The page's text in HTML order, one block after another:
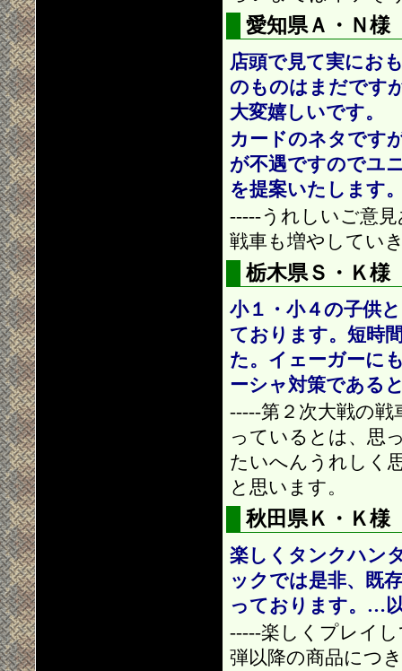
愛知県Ａ・Ｎ様
店頭で見て実にお
のものはまだです
大変嬉しいです。
カードのネタです
が不遇ですのでユ
を提案いたします
-----うれしいご意
戦車も増やしてい
栃木県Ｓ・Ｋ様
小１・小４の子供
ております。短時
た。イェーガーに
ーシャ対策である
-----第２次大戦の
っているとは、思
たいへんうれしく
と思います。
秋田県Ｋ・Ｋ様
楽しくタンクハン
ックでは是非、既
っております。…
-----楽しくプレイ
弾以降の商品につ